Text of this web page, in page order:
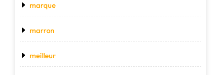
marque
marron
meilleur